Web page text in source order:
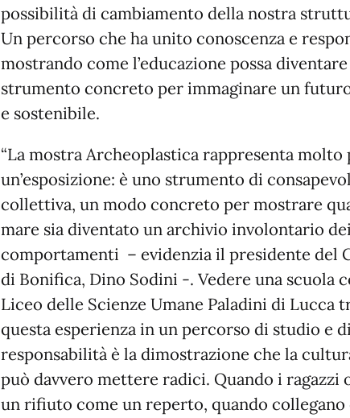
possibilità di cambiamento della nostra
Un percorso che ha unito conoscenza e
mostrando come l’educazione possa
strumento concreto per immaginare un
e sostenibile.
“La mostra Archeoplastica rappresenta molto
un’esposizione: è uno strumento di
collettiva, un modo concreto per mostrare
mare sia diventato un archivio involontario
comportamenti – evidenzia il presidente del
di Bonifica, Dino Sodini -. Vedere una scuola
Liceo delle Scienze Umane Paladini di Lucca
questa esperienza in un percorso di studio e di
responsabilità è la dimostrazione che la
può davvero mettere radici. Quando i ragazzi
un rifiuto come un reperto, quando collegano